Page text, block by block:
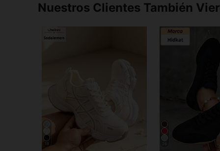
Nuestros Clientes También
18 26